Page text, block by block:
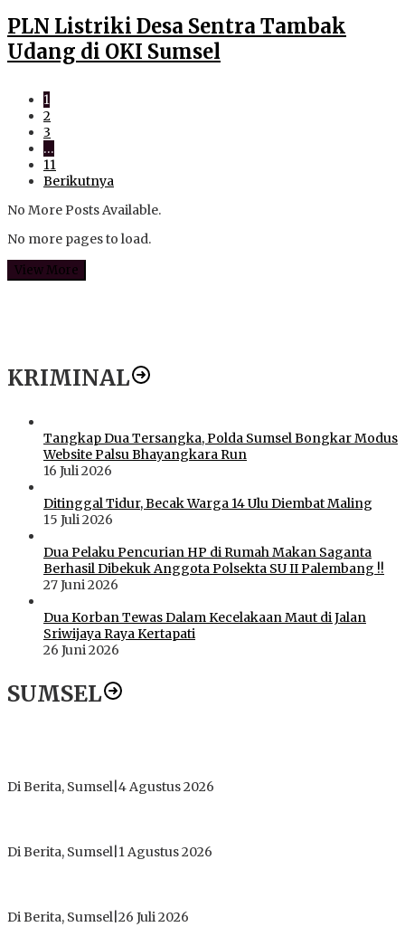
PLN Listriki Desa Sentra Tambak
Udang di OKI Sumsel
1
2
3
…
11
Berikutnya
No More Posts Available.
No more pages to load.
View More
KRIMINAL
Tangkap Dua Tersangka, Polda Sumsel Bongkar Modus
Website Palsu Bhayangkara Run
16 Juli 2026
Ditinggal Tidur, Becak Warga 14 Ulu Diembat Maling
15 Juli 2026
Dua Pelaku Pencurian HP di Rumah Makan Saganta
Berhasil Dibekuk Anggota Polsekta SU II Palembang !!
27 Juni 2026
Dua Korban Tewas Dalam Kecelakaan Maut di Jalan
Sriwijaya Raya Kertapati
26 Juni 2026
SUMSEL
Di Berita, Sumsel 4 Agustus 2026
Di Berita, Sumsel 1 Agustus 2026
Di Berita, Sumsel 26 Juli 2026